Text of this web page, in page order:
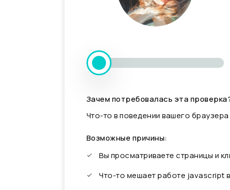
Зачем потребовалась эта
Что-то в поведении вашего
Возможные причины:
Вы просматриваете страницы и
Что-то мешает работе javascript